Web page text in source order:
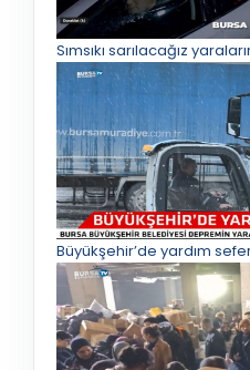
Sımsıkı sarılacağız
Büyükşehir’de yardım